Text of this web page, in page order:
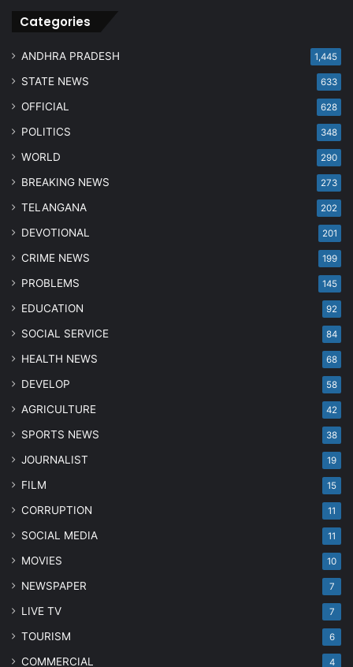
Categories
ANDHRA PRADESH 1,445
STATE NEWS 633
OFFICIAL 628
POLITICS 348
WORLD 290
BREAKING NEWS 273
TELANGANA 202
DEVOTIONAL 201
CRIME NEWS 199
PROBLEMS 145
EDUCATION 92
SOCIAL SERVICE 84
HEALTH NEWS 68
DEVELOP 58
AGRICULTURE 42
SPORTS NEWS 38
JOURNALIST 19
FILM 15
CORRUPTION 11
SOCIAL MEDIA 11
MOVIES 10
NEWSPAPER 7
LIVE TV 7
TOURISM 6
COMMERCIAL 4